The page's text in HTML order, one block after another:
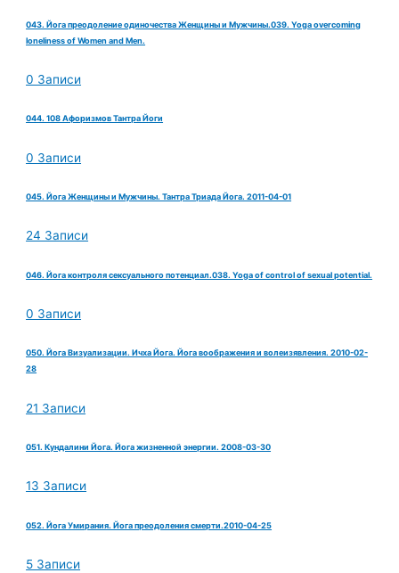
043. Йога преодоление одиночества Женщины и Мужчины.039. Yoga overcoming
loneliness of Women and Men.
0 Записи
044. 108 Афоризмов Тантра Йоги
0 Записи
045. Йога Женщины и Мужчины. Тантра Триада Йога. 2011-04-01
24 Записи
046. Йога контроля сексуального потенциал.038. Yoga of control of sexual potential.
0 Записи
050. Йога Визуализации. Ичха Йога. Йога воображения и волеизявления. 2010-02-
28
21 Записи
051. Кундалини Йога. Йога жизненной энергии. 2008-03-30
13 Записи
052. Йога Умирания. Йога преодоления смерти.2010-04-25
5 Записи